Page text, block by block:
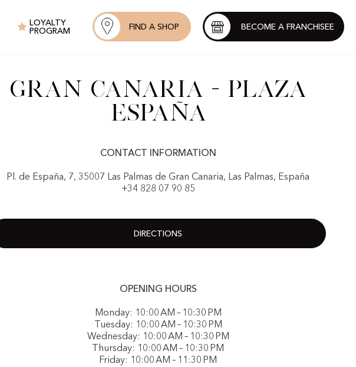
LOYALTY
PROGRAM
FIND A SHOP BECOME A FRANCHISEE
Gran Canaria - Plaza
España
CONTACT INFORMATION
Pl. de España, 7, 35007 Las Palmas de Gran Canaria, Las Palmas, España
+34 828 07 90 85
DIRECTIONS
OPENING HOURS
Monday: 10:00 AM – 10:30 PM
Tuesday: 10:00 AM – 10:30 PM
Wednesday: 10:00 AM – 10:30 PM
Thursday: 10:00 AM – 10:30 PM
Friday: 10:00 AM – 11:30 PM